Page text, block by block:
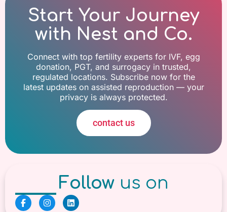
Start Your Journey
with Nest and Co.
Connect with top fertility experts for IVF, egg
donation, PGT, and surrogacy in trusted,
regulated locations. Subscribe now for the
latest updates on assisted reproduction — your
privacy is always protected.
contact us
Follow us on